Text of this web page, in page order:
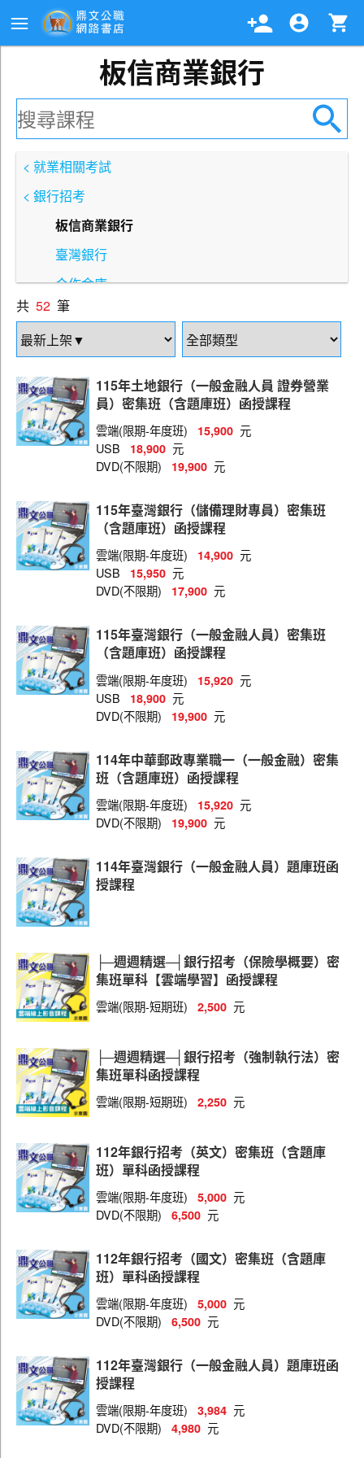
板信商業銀行
< 就業相關考試
< 銀行招考
板信商業銀行
臺灣銀行
合作金庫
土地銀行
第一銀行
兆豐國際商銀
臺灣企銀
彰化銀行
新光銀行
台中商銀
高雄銀行
農業金庫
上海銀行
中國輸出入銀行
聯邦商業銀行
金融聯合徵信中心
財團法人中小企業信用保證基金
財團法人台灣票據交換所
共 52 筆
115年土地銀行（一般金融人員 證券營業
員）密集班（含題庫班）函授課程
雲端(限期-年度班) 15,900 元
USB
18,900 元
DVD(不限期)
19,900 元
115年臺灣銀行（儲備理財專員）密集班
（含題庫班）函授課程
雲端(限期-年度班) 14,900 元
USB
15,950 元
DVD(不限期)
17,900 元
115年臺灣銀行（一般金融人員）密集班
（含題庫班）函授課程
雲端(限期-年度班) 15,920 元
USB
18,900 元
DVD(不限期)
19,900 元
114年中華郵政專業職一（一般金融）密集
班（含題庫班）函授課程
雲端(限期-年度班) 15,920 元
DVD(不限期)
19,900 元
114年臺灣銀行（一般金融人員）題庫班函
授課程
├─週週精選─┤銀行招考（保險學概要）密
集班單科【雲端學習】函授課程
雲端(限期-短期班) 2,500 元
├─週週精選─┤銀行招考（強制執行法）密
集班單科函授課程
雲端(限期-短期班) 2,250 元
112年銀行招考（英文）密集班（含題庫
班）單科函授課程
雲端(限期-年度班) 5,000 元
DVD(不限期)
6,500 元
112年銀行招考（國文）密集班（含題庫
班）單科函授課程
雲端(限期-年度班) 5,000 元
DVD(不限期)
6,500 元
112年臺灣銀行（一般金融人員）題庫班函
授課程
雲端(限期-年度班) 3,984 元
DVD(不限期)
4,980 元